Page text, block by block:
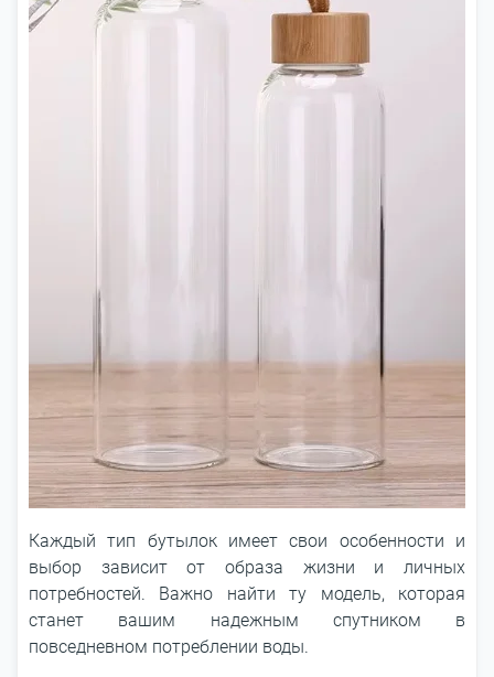
Каждый тип бутылок имеет свои особенности и
выбор зависит от образа жизни и личных
потребностей. Важно найти ту модель, которая
станет вашим надежным спутником в
повседневном потреблении воды.